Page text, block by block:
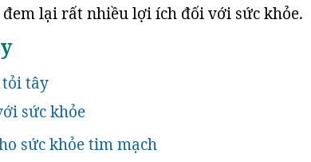
lại rất nhiều lợi ích đối với sức khỏe.
tây
sức khỏe
sức khỏe tim mạch